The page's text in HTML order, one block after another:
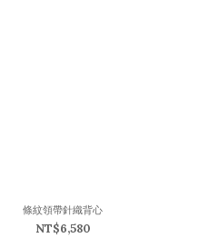
條紋領帶針織背心
NT$6,580